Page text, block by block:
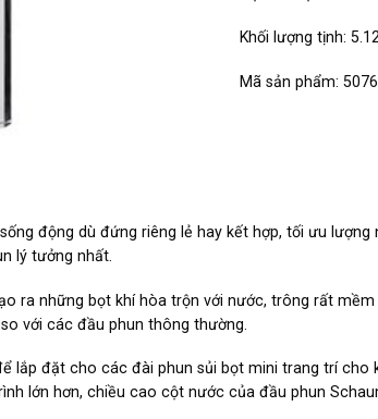
Khối lượng tịnh:
Mã sản phẩm:
động dù đứng riêng lẻ hay kết hợp, tối ưu
lý tưởng nhất.
ra những bọt khí hòa trộn với nước, trông rất
với các đầu phun thông thường.
lắp đặt cho các đài phun sủi bọt mini trang trí
lớn hơn, chiều cao cột nước của đầu phun